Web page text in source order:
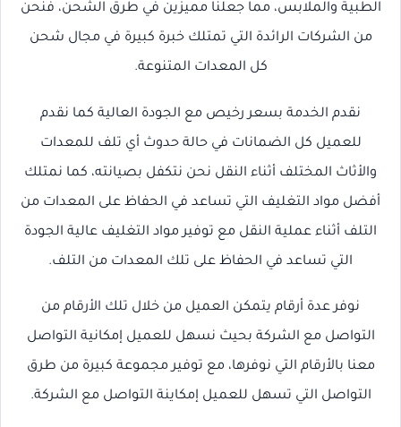
الطبية والملابس، مما جعلنا مميزين في طرق الشحن، فنحن
من الشركات الرائدة التي تمتلك خبرة كبيرة في مجال شحن
كل المعدات المتنوعة.
نقدم الخدمة بسعر رخيص مع الجودة العالية كما نقدم
للعميل كل الضمانات في حالة حدوث أي تلف للمعدات
والأثاث المختلف أثناء النقل نحن نتكفل بصيانته، كما نمتلك
أفضل مواد التغليف التي تساعد في الحفاظ على المعدات من
التلف أثناء عملية النقل مع توفير مواد التغليف عالية الجودة
التي تساعد في الحفاظ على تلك المعدات من التلف.
نوفر عدة أرقام يتمكن العميل من خلال تلك الأرقام من
التواصل مع الشركة بحيث نسهل للعميل إمكانية التواصل
معنا بالأرقام التي نوفرها، مع توفير مجموعة كبيرة من طرق
التواصل التي تسهل للعميل إمكاينة التواصل مع الشركة.